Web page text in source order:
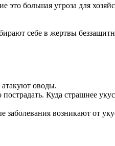
большая угроза для
себе в жертвы
оводы.
Куда страшнее
заболевания возникают от